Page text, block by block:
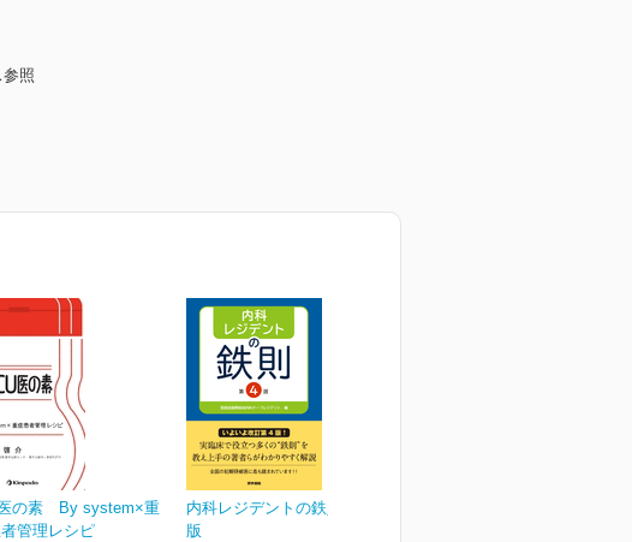
照
医の素 By system×重
管理レシピ
内科レジデントの鉄則 第4
版